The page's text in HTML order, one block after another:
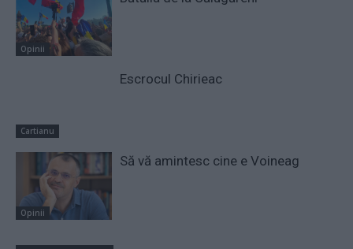
Opinii
Cartianu
Escrocul Chirieac
Opinii
Să vă amintesc cine e Voineag